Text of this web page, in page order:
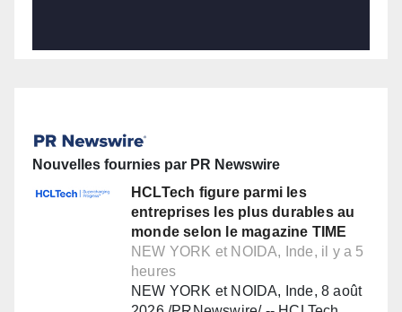
Nouvelles fournies par PR Newswire
HCLTech figure parmi les
entreprises les plus durables au
monde selon le magazine TIME
NEW YORK et NOIDA, Inde, il y a 5
heures
NEW YORK et NOIDA, Inde, 8 août